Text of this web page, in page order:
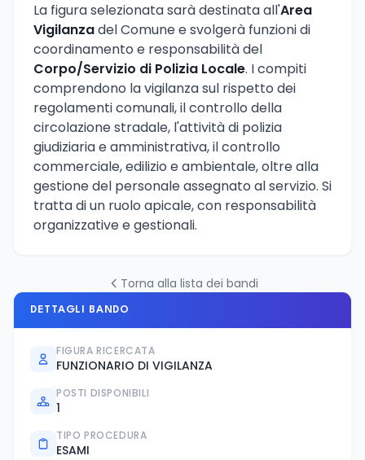
La figura selezionata sarà destinata all'Area
Vigilanzadel Comune e svolgerà funzioni di
coordinamento e responsabilità del
Corpo/Servizio di Polizia Locale. I compiti
comprendono la vigilanza sul rispetto dei
regolamenti comunali, il controllo della
circolazione stradale, l'attività di polizia
giudiziaria e amministrativa, il controllo
commerciale, edilizio e ambientale, oltre alla
gestione del personale assegnato al servizio. Si
tratta di un ruolo apicale, con responsabilità
organizzative e gestionali.
Torna alla lista dei bandi
DETTAGLI BANDO
FIGURA RICERCATA
FUNZIONARIO DI VIGILANZA
POSTI DISPONIBILI
1
TIPO PROCEDURA
ESAMI